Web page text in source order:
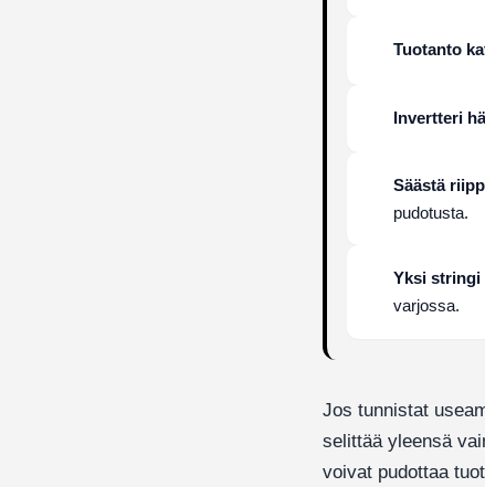
Tuotanto
Invertteri
Säästä
pudotusta.
Yksi stringi
varjossa.
Jos tunnistat
selittää yleensä
voivat pudottaa